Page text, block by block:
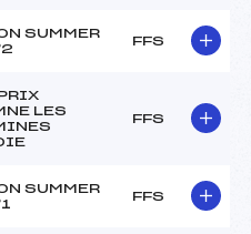
SUMMER
FFS
LES
FFS
SUMMER
FFS